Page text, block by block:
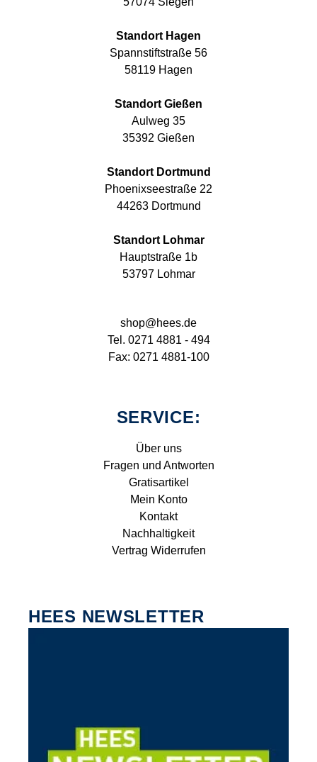
Standort Hagen
Spannstiftstraße 56
58119 Hagen
Standort Gießen
Aulweg 35
35392 Gießen
Standort Dortmund
Phoenixseestraße 22
44263 Dortmund
Standort Lohmar
Hauptstraße 1b
53797 Lohmar
shop@hees.de
Tel. 0271 4881 - 494
Fax: 0271 4881-100
SERVICE:
Über uns
Fragen und Antworten
Gratisartikel
Mein Konto
Kontakt
Nachhaltigkeit
Vertrag Widerrufen
HEES NEWSLETTER